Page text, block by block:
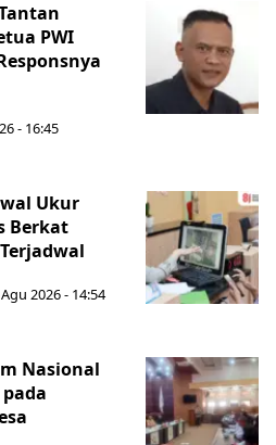
PWI
- 16:45
Ukur
Berkat
2026 - 14:54
Nasional